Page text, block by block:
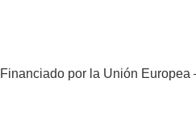
Financiado por la Unión Europea